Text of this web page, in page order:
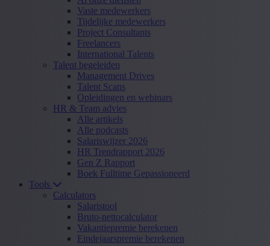
Vaste medewerkers
Tijdelijke medewerkers
Project Consultants
Freelancers
International Talents
Talent begeleiden
Management Drives
Talent Scans
Opleidingen en webinars
HR & Team advies
Alle artikels
Alle podcasts
Salariswijzer 2026
HR Trendrapport 2026
Gen Z Rapport
Boek Fulltime Gepassioneerd
Tools
Calculators
Salaristool
Bruto-nettocalculator
Vakantiepremie berekenen
Eindejaarspremie berekenen